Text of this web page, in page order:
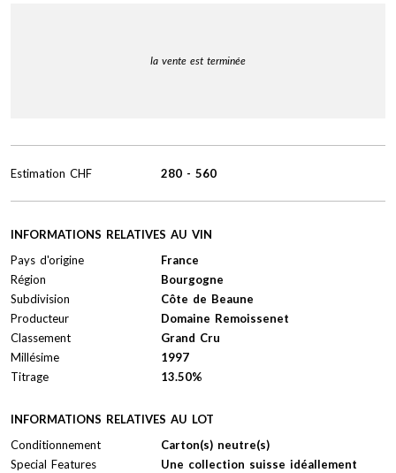
la vente est terminée
INFORMATIONS RELATIVES AU VIN
Pays d'origine
France
Région
Bourgogne
Subdivision
Côte de Beaune
Producteur
Domaine Remoissenet
Classement
Grand Cru
Millésime
1997
Titrage
13.50%
INFORMATIONS RELATIVES AU LOT
Conditionnement
Carton(s) neutre(s)
Special Features
Une collection suisse idéallement
Estimation CHF 280 - 560